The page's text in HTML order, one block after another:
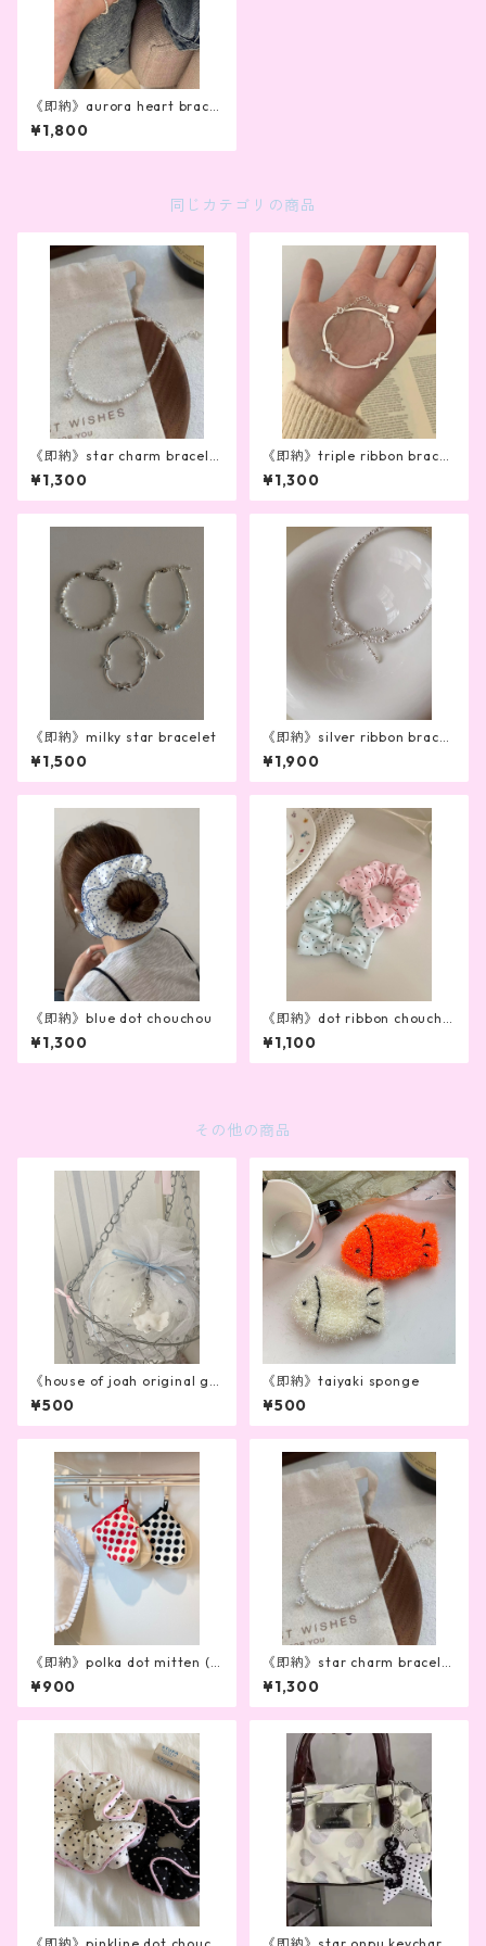
《即納》aurora heart bracel
et
¥1,800
同じカテゴリの商品
《即納》star charm bracele
t¥1,300
《即納》triple ribbon bracel
et
¥1,300
《即納》milky star bracelet
¥1,500
《即納》silver ribbon bracel
et
¥1,900
《即納》blue dot chouchou
¥1,300
《即納》dot ribbon choucho
u
¥1,100
その他の商品
《house of joah original gif
t wrapping》
¥500
《即納》taiyaki sponge
¥500
《即納》polka dot mitten (2
color)
¥900
《即納》star charm bracele
t¥1,300